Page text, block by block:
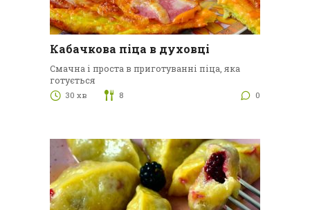
Кабачкова піца в духовці
Смачна і проста в приготуванні піца, яка
готується
30 хв 8 0